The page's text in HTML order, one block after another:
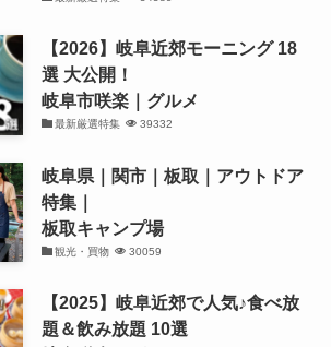
【2026】岐阜近郊モーニング 18
選 大公開！
岐阜市咲楽｜グルメ
最新厳選特集 39332
岐阜県｜関市｜板取｜アウトドア
特集｜
板取キャンプ場
観光・買物 30059
【2025】岐阜近郊で人気♪食べ放
題＆飲み放題 10選